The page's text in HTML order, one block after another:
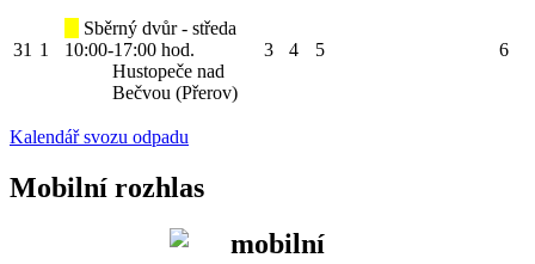
31 1
Sběrný dvůr - středa
10:00-17:00 hod.
Hustopeče nad
Bečvou (Přerov)
3 4 5 6
Kalendář svozu odpadu
Mobilní rozhlas